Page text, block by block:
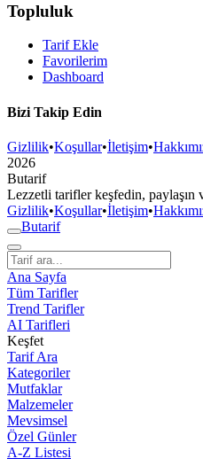
Topluluk
Tarif Ekle
Favorilerim
Dashboard
Bizi Takip Edin
Gizlilik•Koşullar•İletişim•
2026
Butarif
Lezzetli tarifler keşfedin, paylaşın
Gizlilik•Koşullar•İletişim•
Butarif
Ana Sayfa
Tüm Tarifler
Trend Tarifler
AI Tarifleri
Keşfet
Tarif Ara
Kategoriler
Mutfaklar
Malzemeler
Mevsimsel
Özel Günler
A-Z Listesi